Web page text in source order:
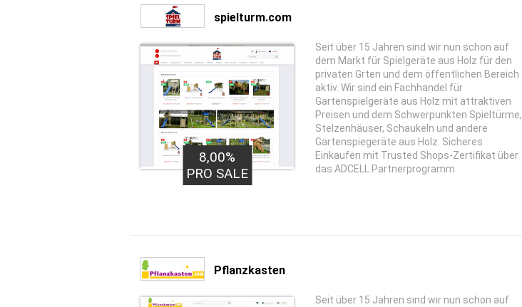
spielturm.com
8,00%
PRO SALE
Seit über 15 Jahren sind wir nun schon auf
dem Markt für Spielgeräte aus Holz für den
privaten Grten und dem öffentlichen Bereich
aktiv. Wir sind ein Fachhandel für
Gartenspielgeräte aus Holz mit attraktiven
Preisen und dem Schwerpunkten Spieltürme,
Stelzenhäuser, Schaukeln und andere
Gartenspiegeräte aus Holz. Sicheres
Einkaufen mit Trusted Shops-Zertifikat über
das ADCELL Partnerprogramm.
Pflanzkasten
Seit über 15 Jahren sind wir nun schon auf